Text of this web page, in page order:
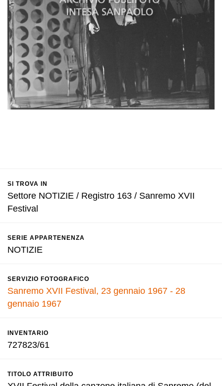
SI TROVA IN
Settore NOTIZIE / Registro 163 / Sanremo XVII
Festival
SERIE APPARTENENZA
NOTIZIE
SERVIZIO FOTOGRAFICO
Sanremo XVII Festival, 23 gennaio 1967 - 28
gennaio 1967
INVENTARIO
727823/61
TITOLO ATTRIBUITO